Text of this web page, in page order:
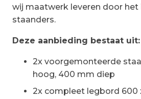
wij maatwerk leveren door het
staanders.
Deze aanbieding bestaat uit:
2x voorgemonteerde
hoog, 400 mm diep
2x compleet legbord 600